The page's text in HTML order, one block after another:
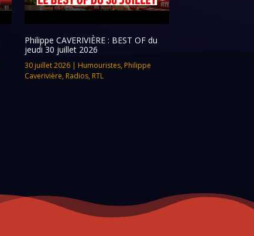
Philippe CAVERIVIÈRE : BEST OF du
jeudi 30 juillet 2026
30 juillet 2026| Humouristes, Philippe
Caverivière, Radios, RTL